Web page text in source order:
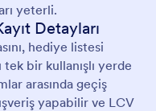
yeterli.
Detayları
hediye listesi
tek bir kullanışlı yerde
arasında geçiş
yapabilir ve LCV